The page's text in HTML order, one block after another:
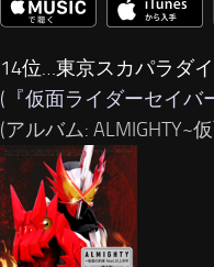
14位…東京スカパラダ
(『仮面ライダーセイバ
(アルバム: ALMIGHTY~